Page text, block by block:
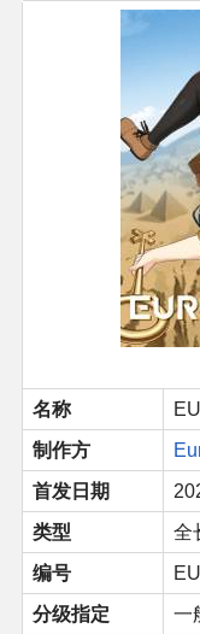
名称
制作方
首发日期
类型
全
编号
分级指定
一
东方相关活动
其他相关项目
二次创作与活动
展会及活动导航